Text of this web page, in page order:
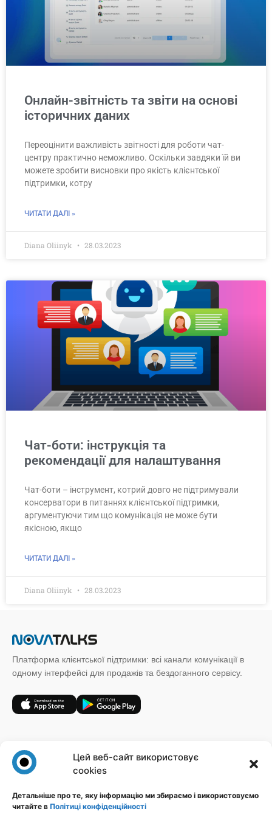
Цей веб-сайт використовує
cookies
Детальніше про те, яку інформацію ми збираємо і використовуємо
читайте в Політиці конфіденційності
Онлайн-звітність та звіти на основі
історичних даних
Переоцінити важливість звітності для роботи чат-
центру практично неможливо. Оскільки завдяки їй ви
можете зробити висновки про якість клієнтської
підтримки, котру
ЧИТАТИ ДАЛІ »
Diana Oliinyk 28.03.2023
Чат-боти: інструкція та
рекомендації для налаштування
Чат-боти – інструмент, котрий довго не підтримували
консерватори в питаннях клієнтської підтримки,
аргументуючи тим що комунікація не може бути
якісною, якщо
ЧИТАТИ ДАЛІ »
Diana Oliinyk 28.03.2023
Платформа клієнтської підтримки: всі канали комунікації в
одному інтерфейсі для продажів та бездоганного сервісу.
sales@novatalks.com.ua
Форма зворотного зв'язку
Правова інформація